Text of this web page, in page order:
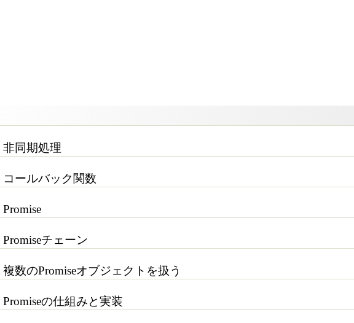
同期処理
ールバック関数
チェーン
数のPromiseオブジェクトを扱う
の仕組みと実装